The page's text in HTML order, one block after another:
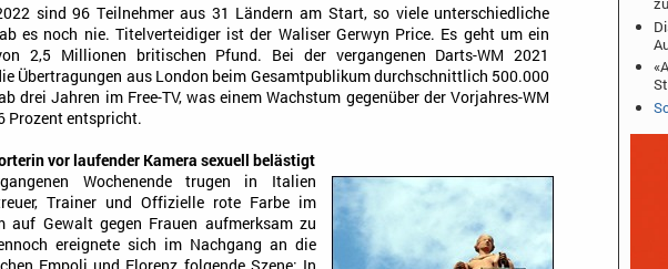
sind 96 Teilnehmer aus 31 Ländern am Start, so viele unterschiedliche
es noch nie. Titelverteidiger ist der Waliser Gerwyn Price. Es geht um ein
2,5 Millionen britischen Pfund. Bei der vergangenen Darts-WM 2021
Übertragungen aus London beim Gesamtpublikum durchschnittlich 500.000
drei Jahren im Free-TV, was einem Wachstum gegenüber der Vorjahres-WM
Prozent entspricht.
vor laufender Kamera sexuell belästigt
Wochenende trugen in Italien
Trainer und Offizielle rote Farbe im
auf Gewalt gegen Frauen aufmerksam zu
ereignete sich im Nachgang an die